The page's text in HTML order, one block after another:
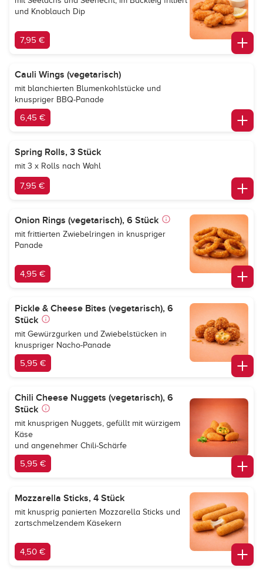
und Knoblauch Dip
7,95 €
Cauli Wings (vegetarisch)
mit blanchierten Blumenkohlstücke und
knuspriger BBQ-Panade
6,45 €
Spring Rolls, 3 Stück
mit 3 x Rolls nach Wahl
7,95 €
Onion Rings (vegetarisch), 6 Stück
mit frittierten Zwiebelringen in knuspriger
Panade
4,95 €
Pickle & Cheese Bites (vegetarisch), 6
Stück
mit Gewürzgurken und Zwiebelstücken in
knuspriger Nacho-Panade
5,95 €
Chili Cheese Nuggets (vegetarisch), 6
Stück
mit knusprigen Nuggets, gefüllt mit würzigem
Käse
und angenehmer Chili-Schärfe
5,95 €
Mozzarella Sticks, 4 Stück
mit knusprig panierten Mozzarella Sticks und
zartschmelzendem Käsekern
4,50 €